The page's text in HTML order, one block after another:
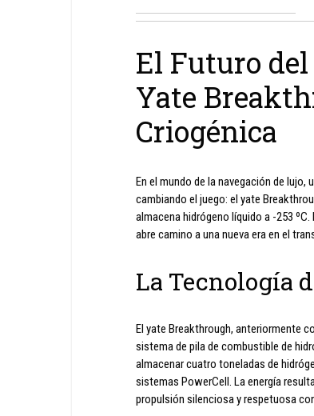
El Futuro
Yate
Criogénica
En el mundo de la navegación de
cambiando el juego: el yate
almacena hidrógeno líquido a -253
abre camino a una nueva era en el
La Tecnología
El yate Breakthrough, anteriormente
sistema de pila de combustible de
almacenar cuatro toneladas de
sistemas PowerCell. La energía
propulsión silenciosa y respetuosa